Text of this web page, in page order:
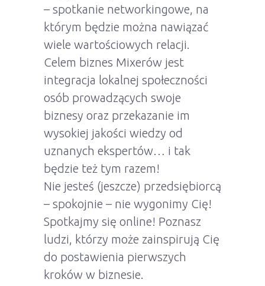
– spotkanie networkingowe, na
którym będzie można nawiązać
wiele wartościowych relacji.
Celem biznes Mixerów jest
integracja lokalnej społeczności
osób prowadzących swoje
biznesy oraz przekazanie im
wysokiej jakości wiedzy od
uznanych ekspertów… i tak
będzie też tym razem!
Nie jesteś (jeszcze) przedsiębiorcą
– spokojnie – nie wygonimy Cię!
Spotkajmy się online! Poznasz
ludzi, którzy może zainspirują Cię
do postawienia pierwszych
kroków w biznesie.